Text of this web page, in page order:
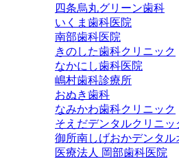
四条烏丸グリーン歯科
いくま歯科医院
南部歯科医院
きのした歯科クリニック
なかにし歯科医院
嶋村歯科診療所
おぬき歯科
なみかわ歯科クリニック
そえだデンタルクリニッ
御所南しげおかデンタル
医療法人 岡部歯科医院